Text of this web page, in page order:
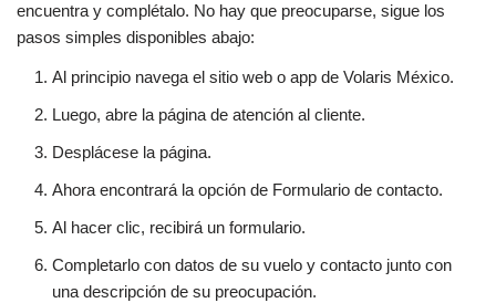
encuentra y complétalo. No hay que preocuparse, sigue los
pasos simples disponibles abajo:
Al principio navega el sitio web o app de Volaris México.
Luego, abre la página de atención al cliente.
Desplácese la página.
Ahora encontrará la opción de Formulario de contacto.
Al hacer clic, recibirá un formulario.
Completarlo con datos de su vuelo y contacto junto con
una descripción de su preocupación.